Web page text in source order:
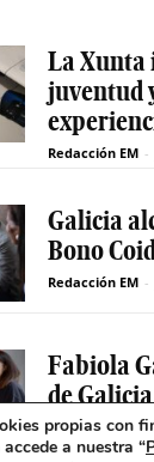
La Xunta
juventud
Redacción EM -
Galicia
Bono
Redacción EM -
Fabiola
de
Redacción EM -
propias con
a nuestra “